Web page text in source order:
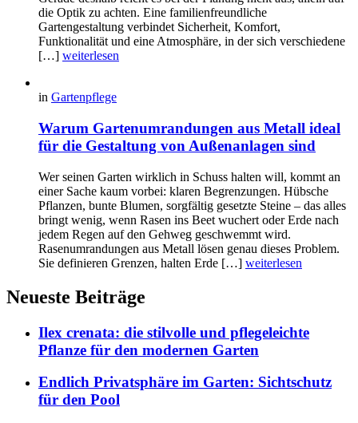
die Optik zu achten. Eine familienfreundliche
Gartengestaltung verbindet Sicherheit, Komfort,
Funktionalität und eine Atmosphäre, in der sich verschiedene
[…] weiterlesen
in Gartenpflege
Warum Gartenumrandungen aus Metall ideal
für die Gestaltung von Außenanlagen sind
Wer seinen Garten wirklich in Schuss halten will, kommt an
einer Sache kaum vorbei: klaren Begrenzungen. Hübsche
Pflanzen, bunte Blumen, sorgfältig gesetzte Steine – das alles
bringt wenig, wenn Rasen ins Beet wuchert oder Erde nach
jedem Regen auf den Gehweg geschwemmt wird.
Rasenumrandungen aus Metall lösen genau dieses Problem.
Sie definieren Grenzen, halten Erde […] weiterlesen
Neueste Beiträge
Ilex crenata: die stilvolle und pflegeleichte
Pflanze für den modernen Garten
Endlich Privatsphäre im Garten: Sichtschutz
für den Pool